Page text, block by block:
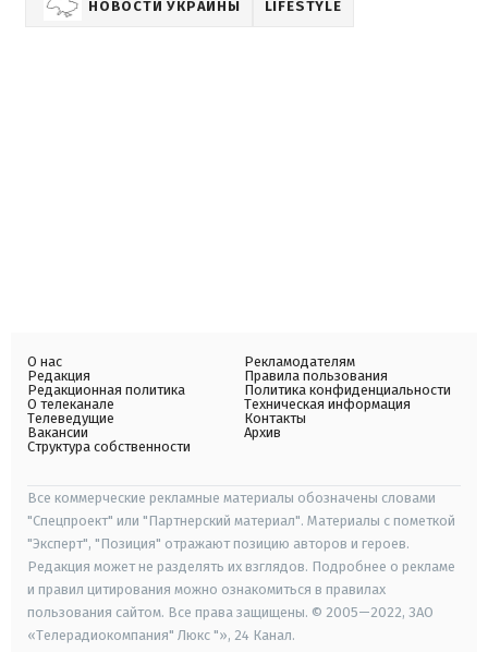
НОВОСТИ УКРАИНЫ LIFESTYLE
О нас
Редакция
Редакционная политика
О телеканале
Телеведущие
Вакансии
Структура собственности
Рекламодателям
Правила пользования
Политика конфиденциальности
Техническая информация
Контакты
Архив
Все коммерческие рекламные материалы обозначены словами
"Спецпроект" или "Партнерский материал". Материалы с пометкой
"Эксперт", "Позиция" отражают позицию авторов и героев.
Редакция может не разделять их взглядов. Подробнее о рекламе
и правил цитирования можно ознакомиться в правилах
пользования сайтом. Все права защищены. © 2005—2022, ЗАО
«Телерадиокомпания" Люкс "», 24 Канал.